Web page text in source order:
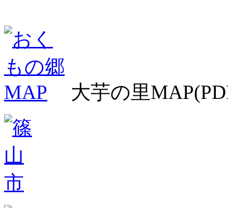
大芋の里